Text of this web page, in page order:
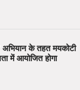
के तहत मयकोटी
में आयोजित होगा